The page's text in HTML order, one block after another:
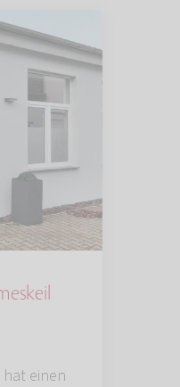
hat einen